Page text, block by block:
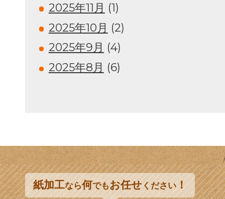
2025年11月 (1)
2025年10月 (2)
2025年9月 (4)
2025年8月 (6)
紙加工なら何でもお任せください！